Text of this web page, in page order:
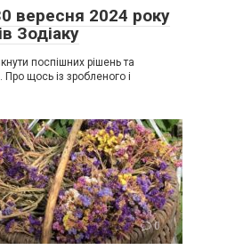
вересня 2024 року
Зодіаку
поспішних рішень та
щось із зробленого і
0